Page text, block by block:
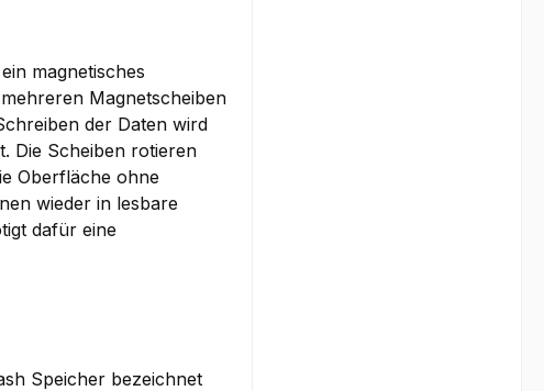
magnetisches
Magnetscheiben
der Daten wird
Die Scheiben rotieren
Oberfläche ohne
wieder in lesbare
dafür eine
Speicher bezeichnet